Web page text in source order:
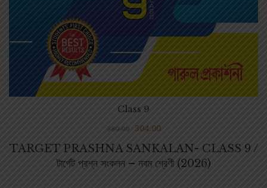
TARGET PRASHNA SANKALAN- CLASS 9 /
টার্গেট প্রশ্ন সংকলন – নবম শ্রেণী (2026)
Class 9
380.00 304.00